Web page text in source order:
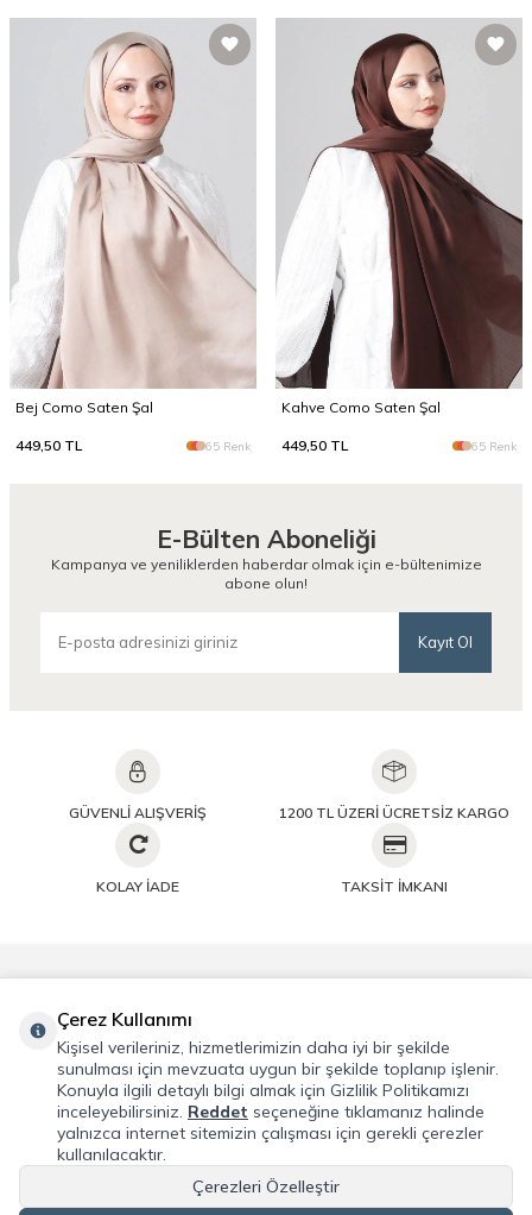
Bej Como Saten Şal
449,50 TL 65 Renk
Kahve Como Saten Şal
449,50 TL 65 Renk
E-Bülten Aboneliği
Kampanya ve yeniliklerden haberdar olmak için e-bültenimize
abone olun!
Kayıt Ol
GÜVENLİ ALIŞVERİŞ 1200 TL ÜZERİ ÜCRETSİZ KARGO
KOLAY İADE TAKSİT İMKANI
Hızlı Erişim
Çerez Kullanımı
Kişisel verileriniz, hizmetlerimizin daha iyi bir şekilde
sunulması için mevzuata uygun bir şekilde toplanıp işlenir.
Konuyla ilgili detaylı bilgi almak için Gizlilik Politikamızı
inceleyebilirsiniz. Reddet seçeneğine tıklamanız halinde
yalnızca internet sitemizin çalışması için gerekli çerezler
kullanılacaktır.
Çerezleri Özelleştir